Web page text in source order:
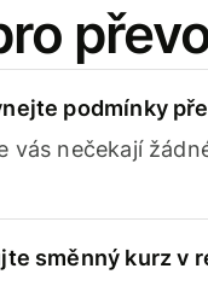
podmínky
vás nečekají
směnný kurz v